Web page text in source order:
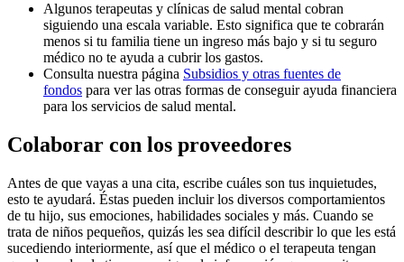
Algunos terapeutas y clínicas de salud mental cobran
siguiendo una escala variable. Esto significa que te cobrarán
menos si tu familia tiene un ingreso más bajo y si tu seguro
médico no te ayuda a cubrir los gastos.
Consulta nuestra página Subsidios y otras fuentes de
fondos para ver las otras formas de conseguir ayuda financiera
para los servicios de salud mental.
Colaborar con los proveedores
Antes de que vayas a una cita, escribe cuáles son tus inquietudes,
esto te ayudará. Éstas pueden incluir los diversos comportamientos
de tu hijo, sus emociones, habilidades sociales y más. Cuando se
trata de niños pequeños, quizás les sea difícil describir lo que les está
sucediendo interiormente, así que el médico o el terapeuta tengan